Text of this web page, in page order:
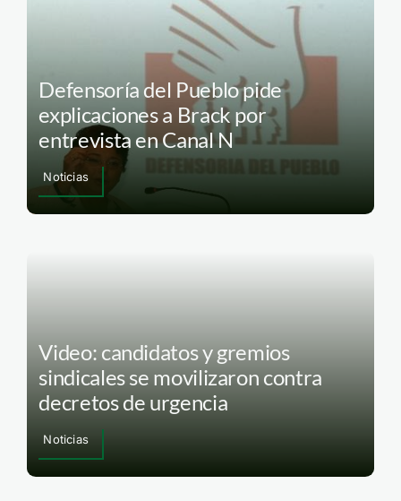
Defensoría del Pueblo pide
explicaciones a Brack por
entrevista en Canal N
Noticias
Video: candidatos y gremios
sindicales se movilizaron contra
decretos de urgencia
Noticias